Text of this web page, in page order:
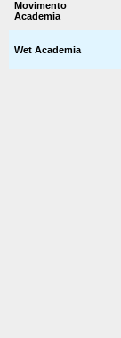
Movimento
Academia
Wet Academia